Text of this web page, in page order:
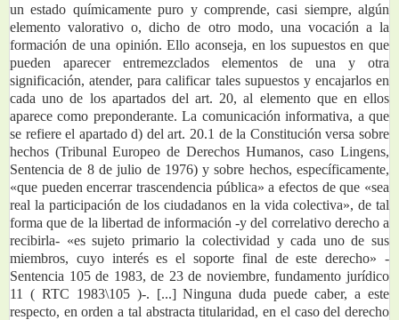
un estado químicamente puro y comprende, casi siempre, algún
elemento valorativo o, dicho de otro modo, una vocación a la
formación de una opinión. Ello aconseja, en los supuestos en que
pueden aparecer entremezclados elementos de una y otra
significación, atender, para calificar tales supuestos y encajarlos en
cada uno de los apartados del art. 20, al elemento que en ellos
aparece como preponderante. La comunicación informativa, a que
se refiere el apartado d) del art. 20.1 de la Constitución versa sobre
hechos (Tribunal Europeo de Derechos Humanos, caso Lingens,
Sentencia de 8 de julio de 1976) y sobre hechos, específicamente,
«que pueden encerrar trascendencia pública» a efectos de que «sea
real la participación de los ciudadanos en la vida colectiva», de tal
forma que de la libertad de información -y del correlativo derecho a
recibirla- «es sujeto primario la colectividad y cada uno de sus
miembros, cuyo interés es el soporte final de este derecho» -
Sentencia 105 de 1983, de 23 de noviembre, fundamento jurídico
11 ( RTC 1983\105 )-. [...] Ninguna duda puede caber, a este
respecto, en orden a tal abstracta titularidad, en el caso del derecho